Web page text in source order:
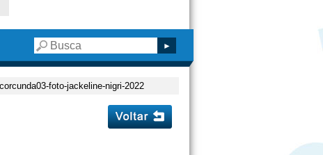
foto-jackeline-nigri-2022